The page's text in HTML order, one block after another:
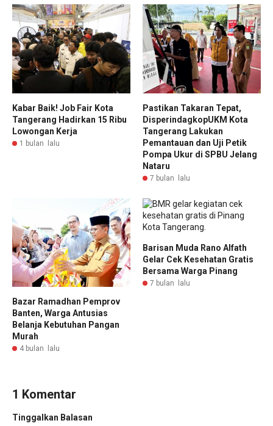
Kabar Baik! Job Fair Kota
Tangerang Hadirkan 15 Ribu
Lowongan Kerja
1 bulan lalu
Pastikan Takaran Tepat,
DisperindagkopUKM Kota
Tangerang Lakukan
Pemantauan dan Uji Petik
Pompa Ukur di SPBU Jelang
Nataru
7 bulan lalu
Bazar Ramadhan Pemprov
Banten, Warga Antusias
Belanja Kebutuhan Pangan
Murah
4 bulan lalu
Barisan Muda Rano Alfath
Gelar Cek Kesehatan Gratis
Bersama Warga Pinang
7 bulan lalu
1 Komentar
Tinggalkan Balasan